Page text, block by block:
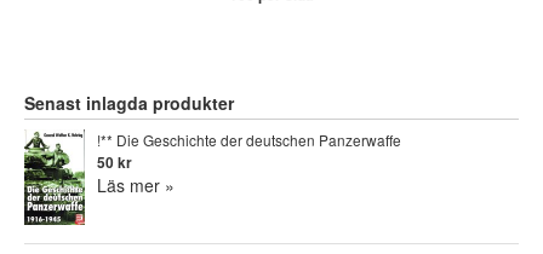
Senast inlagda produkter
!** Die Geschichte der deutschen Panzerwaffe
50 kr
Läs mer »